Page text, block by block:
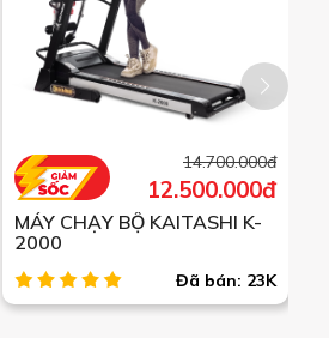
14.700.000đ
12.500.000đ
MÁY CHẠY BỘ KAITASHI K-
2000
Đã bán: 23K